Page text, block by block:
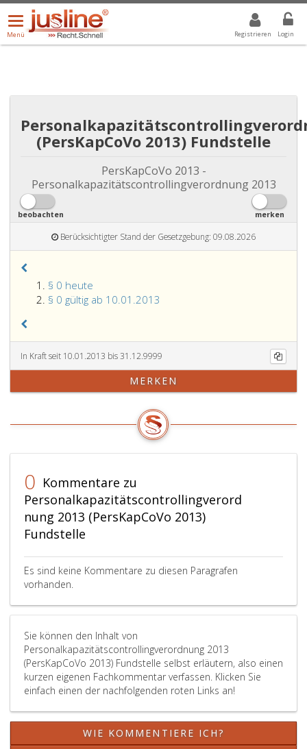
Registrieren Login
Menü
öffnen/schließen
Menü
ALLE DROPDOWN: GEWÄHLTER WERT IST ALLE
(PersKapCoVo 2013) Fundstelle
PersKapCoVo 2013 -
Personalkapazitätscontrollingverordnung 2013
beobachten merken
Berücksichtigter Stand der Gesetzgebung: 09.08.2026
§ 0 heute
§ 0 gültig ab 10.01.2013
In Kraft seit 10.01.2013 bis 31.12.9999
MERKEN
0 Kommentare zu
Personalkapazitätscontrollingverord
nung 2013 (PersKapCoVo 2013)
Fundstelle
Es sind keine Kommentare zu diesen Paragrafen
vorhanden.
Sie können den Inhalt von
Personalkapazitätscontrollingverordnung 2013
(PersKapCoVo 2013) Fundstelle selbst erläutern, also einen
kurzen eigenen Fachkommentar verfassen. Klicken Sie
einfach einen der nachfolgenden roten Links an!
WIE KOMMENTIERE ICH?